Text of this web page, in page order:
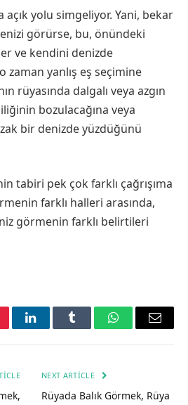
açık yolu simgeliyor. Yani, bekar
görürse, bu, önündeki
ve kendini denizde
yanlış eş seçimine
rüyasında dalgalı veya azgın
bozulacağına veya
bir denizde yüzdüğünü
tabiri pek çok farklı çağrışıma
farklı halleri arasında,
görmenin farklı belirtileri
LinkedInTumblr WhatsAppEmail
NEXT ARTICLE
Rüyada Balık Görmek, Rüya